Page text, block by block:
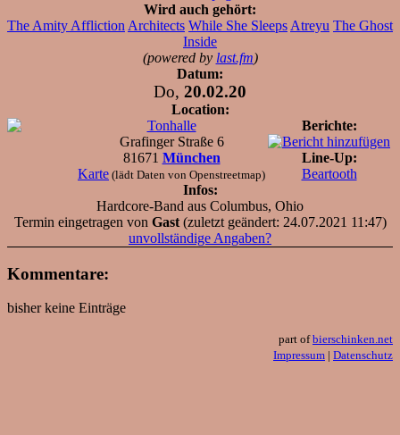
Wird auch gehört:
The Amity Affliction Architects While She Sleeps Atreyu The Ghost
Inside
(powered by last.fm)
Datum:
Do, 20.02.20
Location:
Tonhalle
Grafinger Straße 6
81671 München
Karte (lädt Daten von Openstreetmap)
Berichte:
Line-Up:
Beartooth
Infos:
Hardcore-Band aus Columbus, Ohio
Termin eingetragen von Gast(zuletzt geändert: 24.07.2021 11:47)
unvollständige Angaben?
Kommentare:
bisher keine Einträge
part ofbierschinken.net
Impressum | Datenschutz